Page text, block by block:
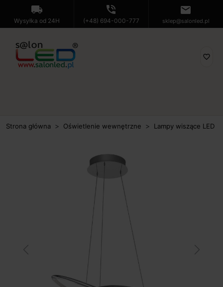
local_shipping
Wysyłka od 24H
phone_in_talk
(+48) 694-000-777
mail
sklep@salonled.pl
favorite_border
Strona główna Oświetlenie wewnętrzne Lampy wiszące LED